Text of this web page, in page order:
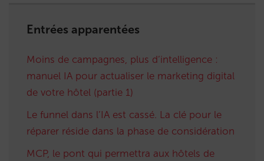
Entrées apparentées
Moins de campagnes, plus d’intelligence :
manuel IA pour actualiser le marketing digital
de votre hôtel (partie 1)
Le funnel dans l’IA est cassé. La clé pour le
réparer réside dans la phase de considération
MCP, le pont qui permettra aux hôtels de